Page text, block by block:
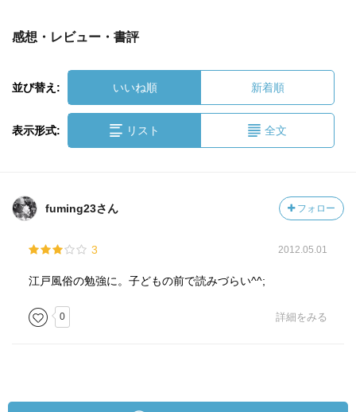
感想・レビュー・書評
並び替え: いいね順 新着順
表示形式: リスト 全文
fuming23さん フォロー
3 2012.05.01
江戸風俗の勉強に。子どもの前で読みづらい^^;
0 詳細をみる